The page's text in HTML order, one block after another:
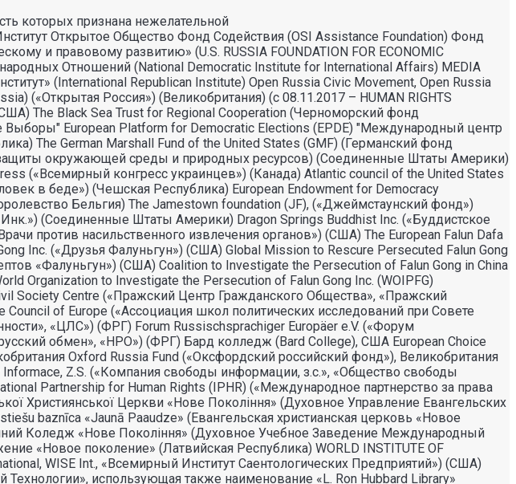
которых признана нежелательной
Открытое Общество Фонд Содействия (OSI Assistance Foundation) Фонд
и правовому развитию» (U.S. RUSSIA FOUNDATION FOR ECONOMIC
Отношений (National Democratic Institute for International Affairs) MEDIA
(International Republican Institute) Open Russia Civic Movement, Open Russia
(«Открытая Россия») (Великобритания) (с 08.11.2017 – HUMAN RIGHTS
The Black Sea Trust for Regional Cooperation (Черноморский фонд
European Platform for Democratic Elections (EPDE) "Международный центр
The German Marshall Fund of the United States (GMF) (Германский фонд
окружающей среды и природных ресурсов) (Соединенные Штаты Америки)
(«Всемирный конгресс украинцев») (Канада) Atlantic council of the United States
в беде») (Чешская Республика) European Endowment for Democracy
Бельгия) The Jamestown foundation (JF), («Джеймстаунский фонд»)
(Соединенные Штаты Америки) Dragon Springs Buddhist Inc. («Буддистское
против насильственного извлечения органов») (США) The European Falun Dafa
Inc. («Друзья Фалуньгун») (США) Global Mission to Rescure Persecuted Falun Gong
«Фалуньгун») (США) Coalition to Investigate the Persecution of Falun Gong in China
Organization to Investigate the Persecution of Falun Gong Inc. (WOIPFG)
Society Centre («Пражский Центр Гражданского Общества», «Пражский
of Europe («Ассоциация школ политических исследований при Совете
«ЦЛС») (ФРГ) Forum Russischsprachiger Europäer e.V. («Форум
обмен», «НРО») (ФРГ) Бард колледж (Bard College), США European Choice
Oxford Russia Fund («Оксфордский российский фонд»), Великобритания
Z.S. («Компания свободы информации, з.с.», «Общество свободы
Partnership for Human Rights (IPHR) («Международное партнерство за права
Християнської Церкви «Нове Поколiння» (Духовное Управление Евангельских
baznīca «Jaunā Paaudze» (Евангельская христианская церковь «Новое
Коледж «Нове Покоління» (Духовное Учебное Заведение Международный
«Новое поколение» (Латвийская Республика) WORLD INSTITUTE OF
WISE Int., «Всемирный Институт Саентологических Предприятий») (США)
Технологии», использующая также наименование «L. Ron Hubbard Library»